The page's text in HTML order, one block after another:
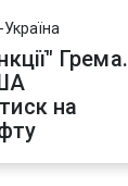
Грема.
на